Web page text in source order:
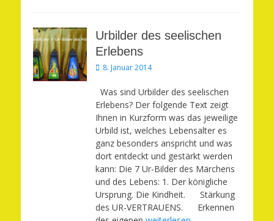
Urbilder des seelischen
Erlebens
Veröffentlicht
8. Januar 2014
Was sind Urbilder des seelischen
Erlebens? Der folgende Text zeigt
Ihnen in Kurzform was das jeweilige
Urbild ist, welches Lebensalter es
ganz besonders anspricht und was
dort entdeckt und gestärkt werden
kann: Die 7 Ur-Bilder des Märchens
und des Lebens: 1. Der königliche
Ursprung. Die Kindheit. Stärkung
des UR-VERTRAUENS. Erkennen